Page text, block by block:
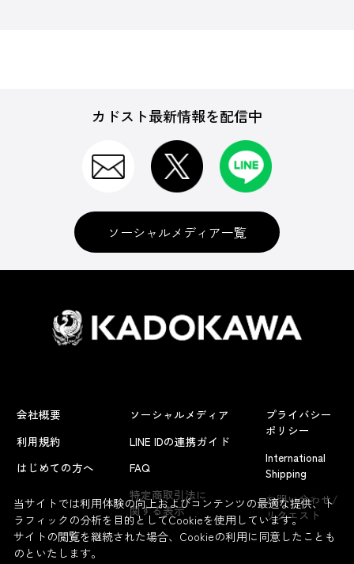
よくあるお問い合わせ
カドスト最新情報を配信中
ソーシャルメディア一覧
会社概要
利用規約
はじめての方へ
ソーシャルメディア
LINE IDの連携ガイド
FAQ
特定商取引法に
関する表示
プライバシー
ポリシー
International
Shipping
お問い合わせ/
リクエスト
当サイトでは利用体験の向上およびコンテンツの最適な提供、ト
ラフィックの分析を目的としてCookieを使用しています。
サイトの閲覧を継続された場合、Cookieの利用に同意したことも
のといたします。